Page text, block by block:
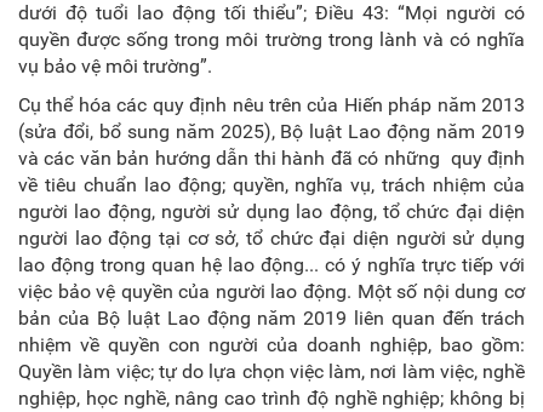
dưới độ tuổi lao động tối thiểu”; Điều 43: “Mọi người có
quyền được sống trong môi trường trong lành và có nghĩa
vụ bảo vệ môi trường”.
Cụthể hóa các quy định nêu trên của Hiến pháp năm 2013
(sửa đổi, bổ sung năm 2025), Bộ luật Lao động năm 2019
và các văn bản hướng dẫn thi hành đã có những quy định
về tiêu chuẩn lao động; quyền, nghĩa vụ, trách nhiệm của
người lao động, người sử dụng lao động, tổ chức đại diện
người lao động tại cơ sở, tổ chức đại diện người sử dụng
lao động trong quan hệ lao động... có ý nghĩa trực tiếp với
việc bảo vệ quyền của người lao động. Một số nội dung cơ
bản của Bộ luật Lao động năm 2019 liên quan đến trách
nhiệm về quyền con người của doanh nghiệp, bao gồm:
Quyền làm việc; tự do lựa chọn việc làm, nơi làm việc, nghề
nghiệp, học nghề, nâng cao trình độ nghề nghiệp; không bị